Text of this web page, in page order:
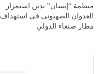
منظمة “إنسان” تدين استمرار
العدوان الصهيوني في استهداف
مطار صنعاء الدولي